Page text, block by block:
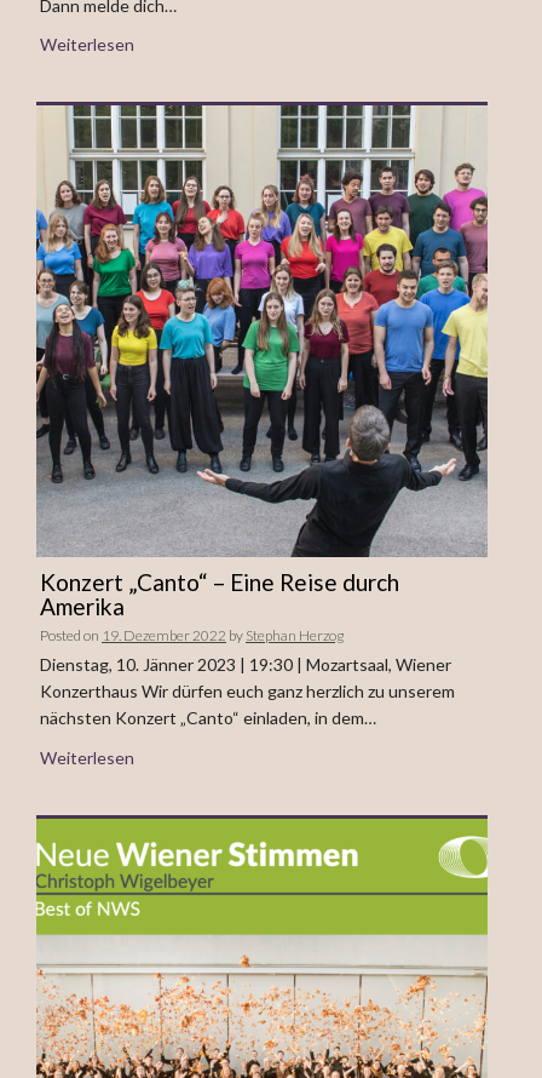
Dann melde dich…
Weiterlesen
Konzert „Canto“ – Eine Reise durch
Amerika
Posted on 19. Dezember 2022 by Stephan Herzog
Dienstag, 10. Jänner 2023 | 19:30 | Mozartsaal, Wiener
Konzerthaus Wir dürfen euch ganz herzlich zu unserem
nächsten Konzert „Canto“ einladen, in dem…
Weiterlesen